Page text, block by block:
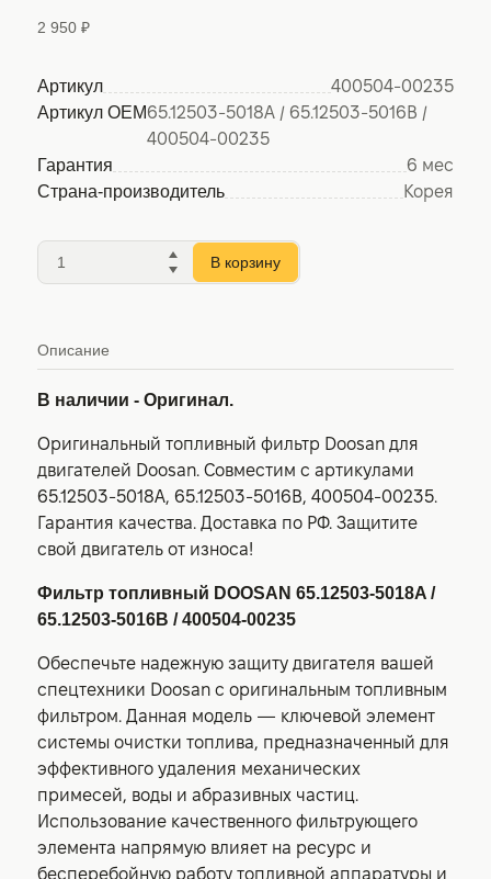
2 950 ₽
Артикул
400504-00235
Артикул OEM65.12503-5018A / 65.12503-5016B /
400504-00235
Гарантия
6 мес
Страна-производитель
Корея
В корзину
Описание
В наличии - Оригинал.
Оригинальный топливный фильтр Doosan для
двигателей Doosan. Совместим с артикулами
65.12503-5018A, 65.12503-5016B, 400504-00235.
Гарантия качества. Доставка по РФ. Защитите
свой двигатель от износа!
Фильтр топливный DOOSAN 65.12503-5018A /
65.12503-5016B / 400504-00235
Обеспечьте надежную защиту двигателя вашей
спецтехники Doosan с оригинальным топливным
фильтром. Данная модель — ключевой элемент
системы очистки топлива, предназначенный для
эффективного удаления механических
примесей, воды и абразивных частиц.
Использование качественного фильтрующего
элемента напрямую влияет на ресурс и
бесперебойную работу топливной аппаратуры и